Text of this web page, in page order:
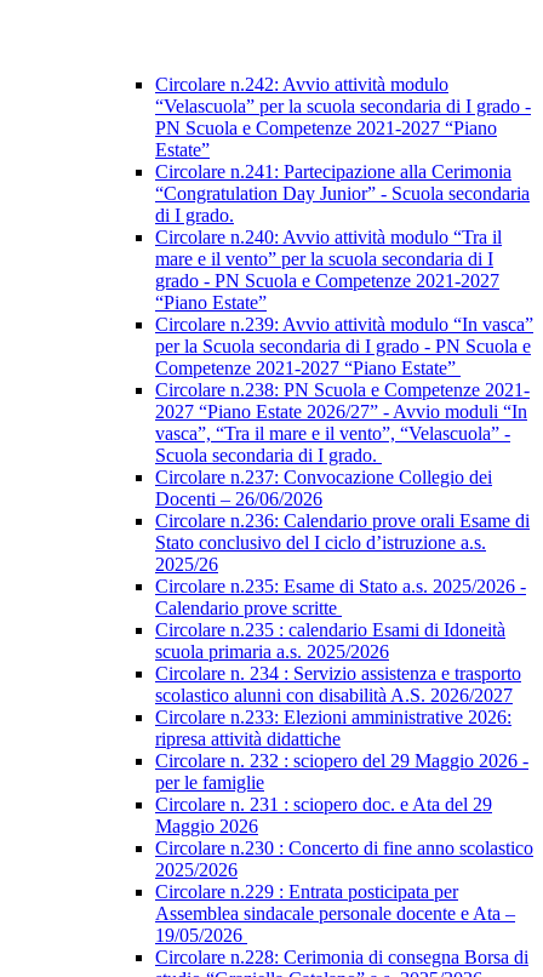
Circolare n.242: Avvio attività modulo
“Velascuola” per la scuola secondaria di I grado -
PN Scuola e Competenze 2021-2027 “Piano
Estate”
Circolare n.241: Partecipazione alla Cerimonia
“Congratulation Day Junior” - Scuola secondaria
di I grado.
Circolare n.240: Avvio attività modulo “Tra il
mare e il vento” per la scuola secondaria di I
grado - PN Scuola e Competenze 2021-2027
“Piano Estate”
Circolare n.239: Avvio attività modulo “In vasca”
per la Scuola secondaria di I grado - PN Scuola e
Competenze 2021-2027 “Piano Estate”
Circolare n.238: PN Scuola e Competenze 2021-
2027 “Piano Estate 2026/27” - Avvio moduli “In
vasca”, “Tra il mare e il vento”, “Velascuola” -
Scuola secondaria di I grado.
Circolare n.237: Convocazione Collegio dei
Docenti – 26/06/2026
Circolare n.236: Calendario prove orali Esame di
Stato conclusivo del I ciclo d’istruzione a.s.
2025/26
Circolare n.235: Esame di Stato a.s. 2025/2026 -
Calendario prove scritte
Circolare n.235 : calendario Esami di Idoneità
scuola primaria a.s. 2025/2026
Circolare n. 234 : Servizio assistenza e trasporto
scolastico alunni con disabilità A.S. 2026/2027
Circolare n.233: Elezioni amministrative 2026:
ripresa attività didattiche
Circolare n. 232 : sciopero del 29 Maggio 2026 -
per le famiglie
Circolare n. 231 : sciopero doc. e Ata del 29
Maggio 2026
Circolare n.230 : Concerto di fine anno scolastico
2025/2026
Circolare n.229 : Entrata posticipata per
Assemblea sindacale personale docente e Ata –
19/05/2026
Circolare n.228: Cerimonia di consegna Borsa di